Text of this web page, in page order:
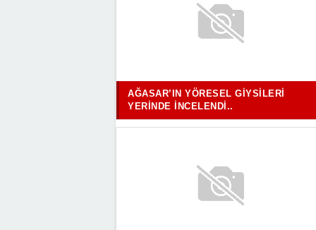
AĞASAR’IN YÖRESEL GIYSILERI
YERINDE İNCELENDI..